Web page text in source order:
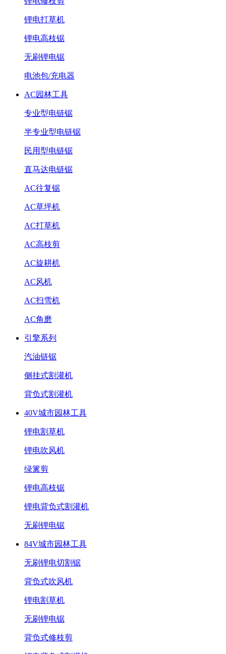
锂电打草机
锂电高枝锯
无刷锂电锯
电池包/充电器
AC园林工具
专业型电链锯
半专业型电链锯
民用型电链锯
直马达电链锯
AC往复锯
AC草坪机
AC打草机
AC高枝剪
AC旋耕机
AC风机
AC扫雪机
AC角磨
引擎系列
汽油链锯
侧挂式割灌机
背负式割灌机
40V城市园林工具
锂电割草机
锂电吹风机
绿篱剪
锂电高枝锯
锂电背负式割灌机
无刷锂电锯
84V城市园林工具
无刷锂电切割锯
背负式吹风机
锂电割草机
无刷锂电锯
背负式修枝剪